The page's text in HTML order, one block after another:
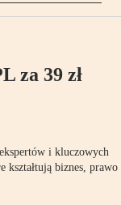
za 39 zł
i kluczowych
kształtują biznes, prawo